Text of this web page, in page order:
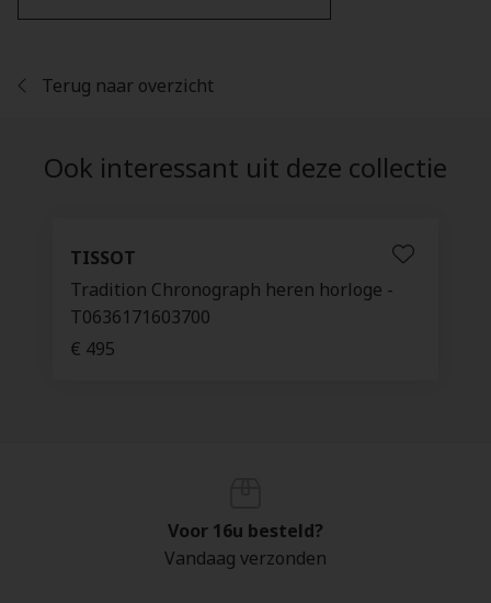
Terug naar overzicht
Ook interessant uit deze collectie
TISSOT
Tradition Chronograph heren horloge -
T0636171603700
€ 495
Voor 16u besteld?
Vandaag verzonden